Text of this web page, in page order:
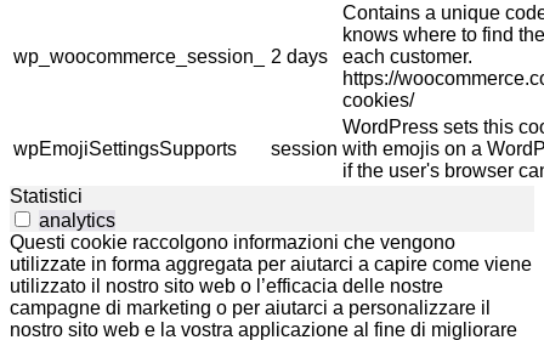
wp_woocommerce_session_ 2 days
Contains a unique
knows where to find
each customer.
https://
cookies/
wpEmojiSettingsSupports session
WordPress sets this
with emojis on a
if the user's browser
Statistici
analytics
Questi cookie raccolgono informazioni che vengono
utilizzate in forma aggregata per aiutarci a capire come viene
utilizzato il nostro sito web o l’efficacia delle nostre
campagne di marketing o per aiutarci a personalizzare il
nostro sito web e la vostra applicazione al fine di migliorare